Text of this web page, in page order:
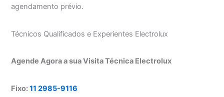
agendamento prévio.
Técnicos Qualificados e Experientes Electrolux
Agende Agora a sua Visita Técnica Electrolux
Fixo:11 2985-9116